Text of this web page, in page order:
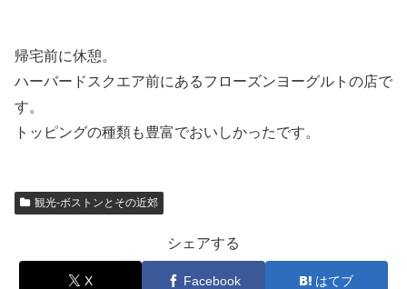
帰宅前に休憩。
ハーバードスクエア前にあるフローズンヨーグルトの店で
す。
トッピングの種類も豊富でおいしかったです。
観光-ボストンとその近郊
シェアする
X Facebook はてブ